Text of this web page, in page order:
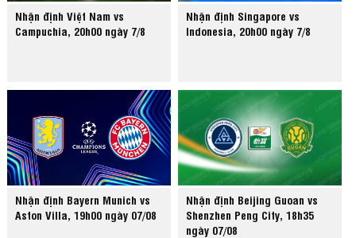
Nhận định Việt Nam vs
Campuchia, 20h00 ngày 7/8
Nhận định Singapore vs
Indonesia, 20h00 ngày 7/8
Nhận định Bayern Munich vs
Aston Villa, 19h00 ngày 07/08
Nhận định Beijing Guoan vs
Shenzhen Peng City, 18h35
ngày 07/08